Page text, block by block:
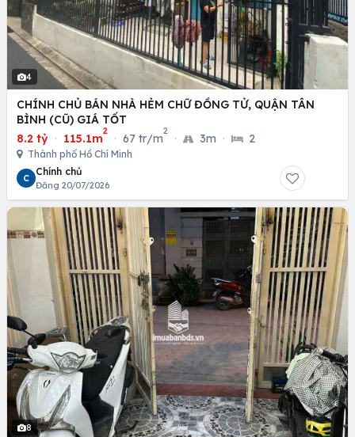
4
CHÍNH CHỦ BÁN NHÀ HẺM CHỮ ĐỒNG TỬ, QUẬN TÂN
BÌNH (CŨ) GIÁ TỐT
8.2 tỷ · 115.1m
2
· 67 tr/m
2
· 3m · 2
Thành phố Hồ Chí Minh
C
Chính chủ
Đăng 20/07/2026
8